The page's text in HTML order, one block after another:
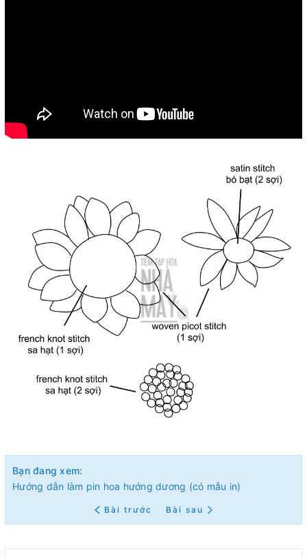
Bạn đang xem:
Hướng dẫn làm pin hoa hướng dương (có mẫu in)
Bài trước Bài sau